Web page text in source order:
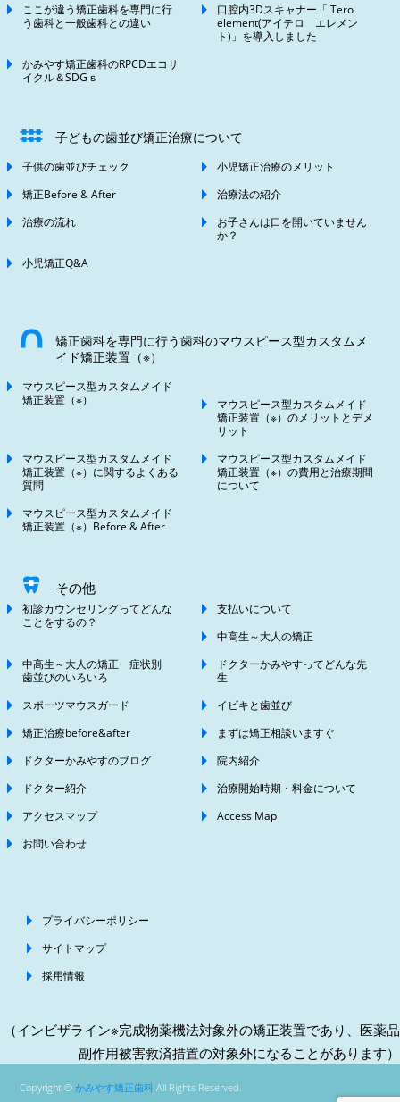
ここが違う矯正歯科を専門に行
う歯科と一般歯科との違い
口腔内3Dスキャナー「iTero
element(アイテロ エレメン
ト)」を導入しました
かみやす矯正歯科のRPCDエコサ
イクル＆SDGｓ
子どもの歯並び矯正治療について
子供の歯並びチェック
小児矯正治療のメリット
矯正Before & After
治療法の紹介
治療の流れ
お子さんは口を開いていません
か？
小児矯正Q&A
矯正歯科を専門に行う歯科のマウスピース型カスタムメ
イド矯正装置（※）
マウスピース型カスタムメイド
矯正装置（※）
マウスピース型カスタムメイド
矯正装置（※）のメリットとデメ
リット
マウスピース型カスタムメイド
矯正装置（※）に関するよくある
質問
マウスピース型カスタムメイド
矯正装置（※）の費用と治療期間
について
マウスピース型カスタムメイド
矯正装置（※）Before & After
その他
初診カウンセリングってどんな
ことをするの？
支払いについて
中高生～大人の矯正
中高生～大人の矯正 症状別
歯並びのいろいろ
ドクターかみやすってどんな先
生
スポーツマウスガード
イビキと歯並び
矯正治療before&after
まずは矯正相談いますぐ
ドクターかみやすのブログ
院内紹介
ドクター紹介
治療開始時期・料金について
アクセスマップ
Access Map
お問い合わせ
プライバシーポリシー
サイトマップ
採用情報
（インビザライン※完成物薬機法対象外の矯正装置であり、医薬品
副作用被害救済措置の対象外になることがあります）
Copyright ©かみやす矯正歯科 All Rights Reserved.